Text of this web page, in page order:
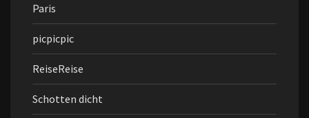
Paris
picpicpic
ReiseReise
Schotten dicht